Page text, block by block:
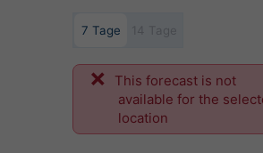
7 Tage
This forecast is not
available for the
location